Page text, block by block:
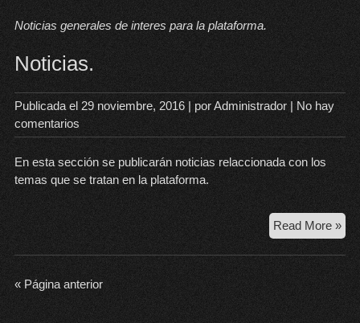
Noticias generales de interes para la plataforma.
Noticias.
Publicada el 29 noviembre, 2016| porAdministrador| No hay
comentarios
En esta sección se publicarán noticias relaccionada con los
temas que se tratan en la plataforma.
Read More »
« Página anterior